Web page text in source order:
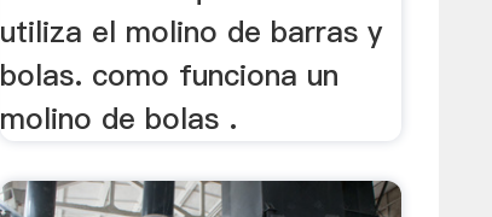
utiliza el molino de barras y
bolas. como funciona un
molino de bolas .